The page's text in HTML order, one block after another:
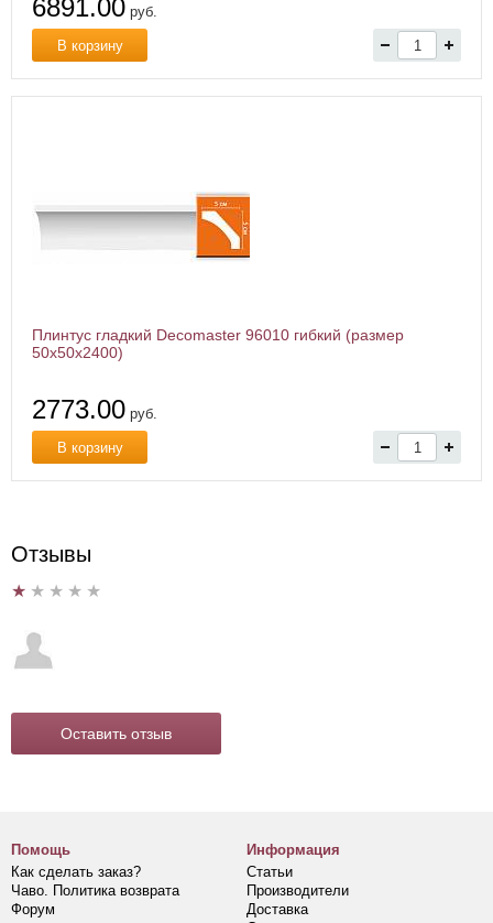
6891.00 руб.
В корзину
Плинтус гладкий Decomaster 96010 гибкий (размер
50х50х2400)
2773.00 руб.
В корзину
Отзывы
Оставить отзыв
Помощь
Как сделать заказ?
Чаво. Политика возврата
Форум
Информация
Статьи
Производители
Доставка